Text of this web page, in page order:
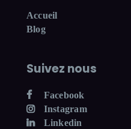
Accueil
Blog
Suivez nous
Facebook
Instagram
Linkedin